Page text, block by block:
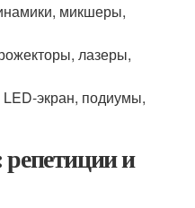
микшеры,
лазеры,
экран, подиумы,
репетиции и